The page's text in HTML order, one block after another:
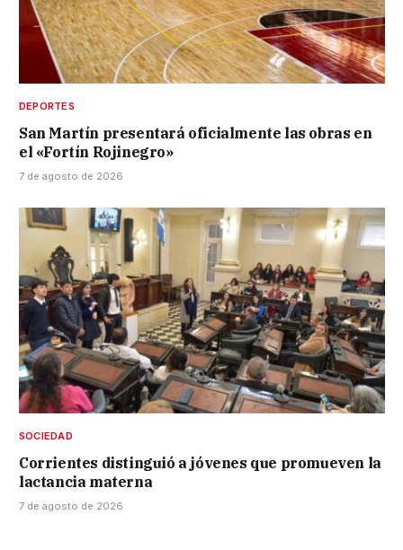
DEPORTES
San Martín presentará oficialmente las obras en
el «Fortín Rojinegro»
7 de agosto de 2026
SOCIEDAD
Corrientes distinguió a jóvenes que promueven la
lactancia materna
7 de agosto de 2026